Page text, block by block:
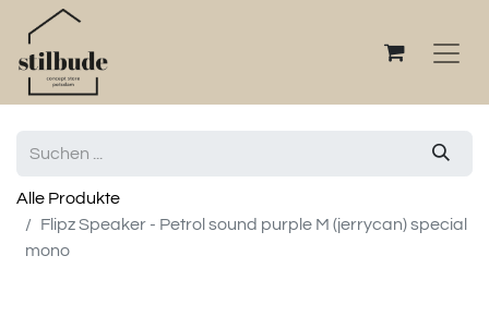
Alle Produkte
Flipz Speaker - Petrol sound purple M (jerrycan) special
mono